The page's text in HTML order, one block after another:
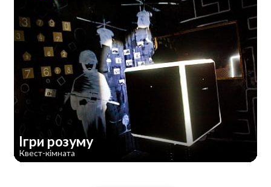
Ігри розуму
Квест-кімната